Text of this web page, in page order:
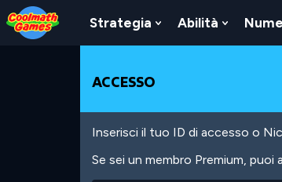
Skip
to
Top
Skip
to
Navigation
Skip
to
Main
Skip
to
Footer
Salta
al
contenuto
Strategia
Show
Submenu
Abilità
Show
ACCESSO
Inserisci il tuo ID di accesso o
Se sei un membro Premium, puoi